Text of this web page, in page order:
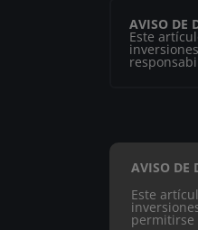
AVISO DE
Este
AVISO DE
Este
permitirse